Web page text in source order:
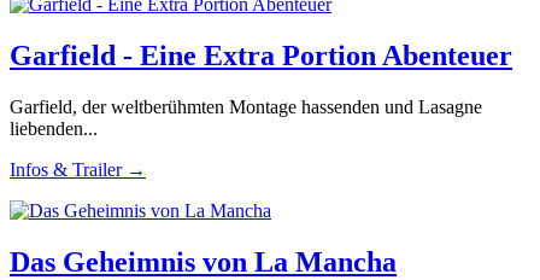
Garfield - Eine Extra Portion Abenteuer
Garfield, der weltberühmten Montage hassenden und Lasagne
liebenden...
Infos & Trailer →
Das Geheimnis von La Mancha